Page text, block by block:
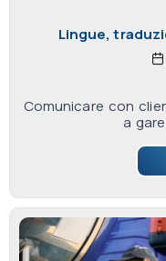
Lingue,
Comunicare con
a